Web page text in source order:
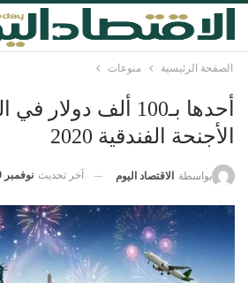
الصفحة الرئيسية منوعات
أحدها بـ100 ألف
الأجنحة الفندقية 2020
بواسطة الاقتصاد اليوم آخر تحديث نوفمبر 19, 2023